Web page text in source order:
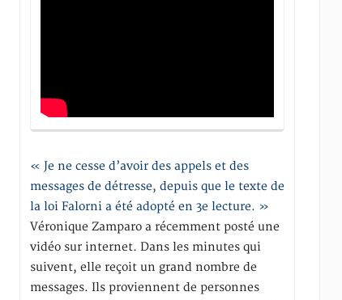
« Je ne cesse d’avoir des appels et des
messages de détresse, depuis que le texte de
la loi Falorni a été adopté en 3e lecture. »
Véronique Zamparo a récemment posté une
vidéo sur internet. Dans les minutes qui
suivent, elle reçoit un grand nombre de
messages. Ils proviennent de personnes